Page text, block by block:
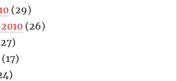
(29)
(26)
(17)